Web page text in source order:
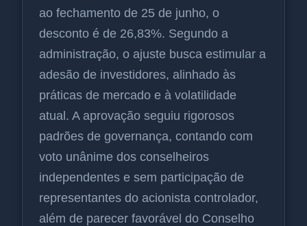
ao fechamento de 25 de junho, o
desconto é de 26,83%. Segundo a
administração, o ajuste busca estimular a
adesão de investidores, alinhado às
práticas de mercado e à volatilidade
atual. A aprovação seguiu rigorosos
padrões de governança, contando com
voto unânime dos conselheiros
independentes e sem participação de
representantes do acionista controlador,
além de parecer favorável do Conselho